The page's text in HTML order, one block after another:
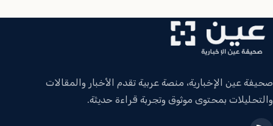
صحيفة عين الإخبارية، منصة عربية تقدم الأخبار والمقالات
والتحليلات بمحتوى موثوق وتجربة قراءة حديثة.